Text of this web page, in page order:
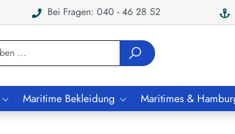
Bei Fragen: 040 - 46 28 52
Maritime Bekleidung Maritimes &